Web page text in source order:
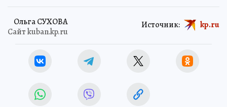
Ольга СУХОВА
Сайт kuban.kp.ru
Источник: kp.ru